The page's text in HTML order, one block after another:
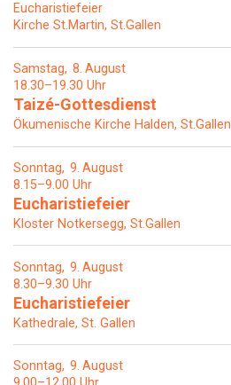
Eucharistiefeier
Kirche St.Martin, St.Gallen
Samstag 8 August
18.30–19.30 Uhr
Taizé-Gottesdienst
Ökumenische Kirche Halden, St.Gallen
Sonntag 9 August
8.15–9.00 Uhr
Eucharistiefeier
Kloster Notkersegg, St.Gallen
Sonntag 9 August
8.30–9.30 Uhr
Eucharistiefeier
Kathedrale, St. Gallen
Sonntag 9 August